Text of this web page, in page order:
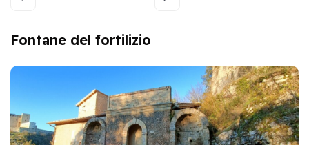
Fontane del fortilizio